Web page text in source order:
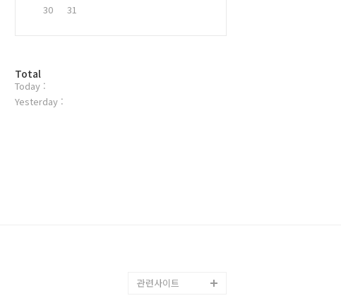
30
31
방
문
자
Total
Today :
Yesterday :
관련사이트